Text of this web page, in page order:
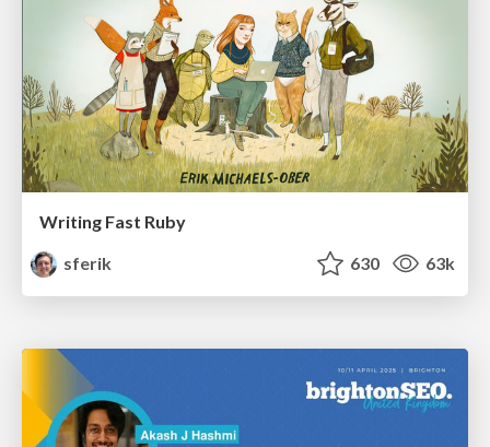
Writing Fast Ruby
sferik
630 63k